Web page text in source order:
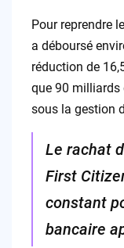
Pour reprendre
a déboursé
réduction de
que 90 milliards
sous la gestion
Le rachat
First
constant
bancaire